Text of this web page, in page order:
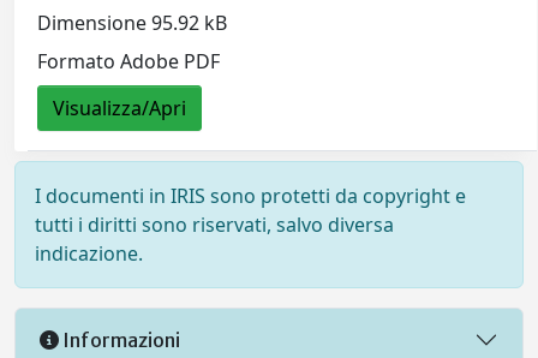
Dimensione 95.92 kB
Formato Adobe PDF
Visualizza/Apri
I documenti in IRIS sono protetti da copyright e
tutti i diritti sono riservati, salvo diversa
indicazione.
Informazioni